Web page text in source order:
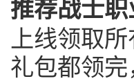
推荐战士
上线领取
礼包都领